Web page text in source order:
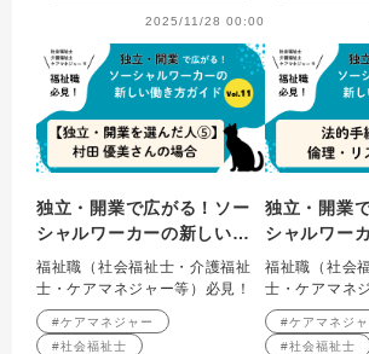
2025/11/28 00:00
独立・開業で広がる！ソー
シャルワーカーの新しい働
き方ガイド Vol.11 【独
立・開業を選んだ人⑤】村
田優美さん（けあする合同
会社）の場合
福祉職（社会福祉士・介護福祉
士・ケアマネジャー等）必見！
#ケアマネジャー
#社会福祉士
独立・開業
シャルワー
き方ガイ
手続きと倫
福祉職（社会
士・ケアマネ
#ケアマネジャ
#社会福祉士